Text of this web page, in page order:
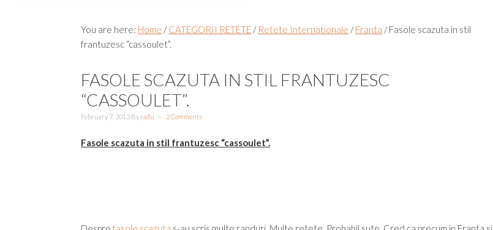
You are here: Home / CATEGORII RETETE / Retete Internationale / Franta /Fasole scazuta in stil
frantuzesc “cassoulet”.
FASOLE SCAZUTA IN STIL FRANTUZESC
“CASSOULET”.
February 7, 2013 By radu 2 Comments
Fasole scazuta in stil frantuzesc “cassoulet”.